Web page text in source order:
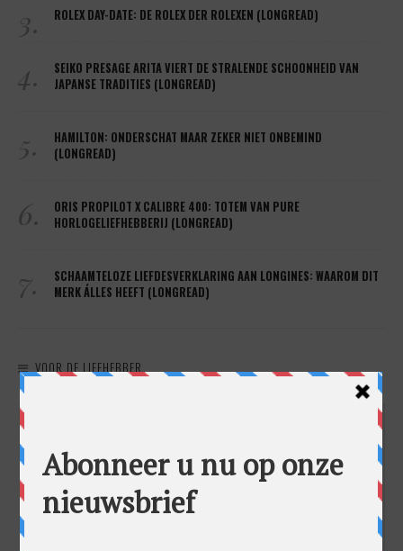
3. ROLEX DAY-DATE: DE ROLEX DER ROLEXEN (LONGREAD)
4.
SEIKO PRESAGE ARITA VIERT DE STRALENDE SCHOONHEID VAN
JAPANSE TRADITIES (LONGREAD)
5.
HAMILTON: ONDERSCHAT MAAR ZEKER NIET ONBEMIND
(LONGREAD)
6.
ORIS PROPILOT X CALIBRE 400: TOTEM VAN PURE
HORLOGELIEFHEBBERIJ (LONGREAD)
7.
SCHAAMTELOZE LIEFDESVERKLARING AAN LONGINES: WAAROM DIT
MERK ÁLLES HEEFT (LONGREAD)
VOOR DE LIEFHEBBER